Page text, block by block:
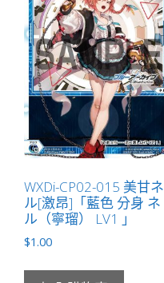
WXDi-CP02-015 美甘ネ
ル[激昂]「藍色 分身 ネ
ル（寧瑠） LV1 」
$1.00